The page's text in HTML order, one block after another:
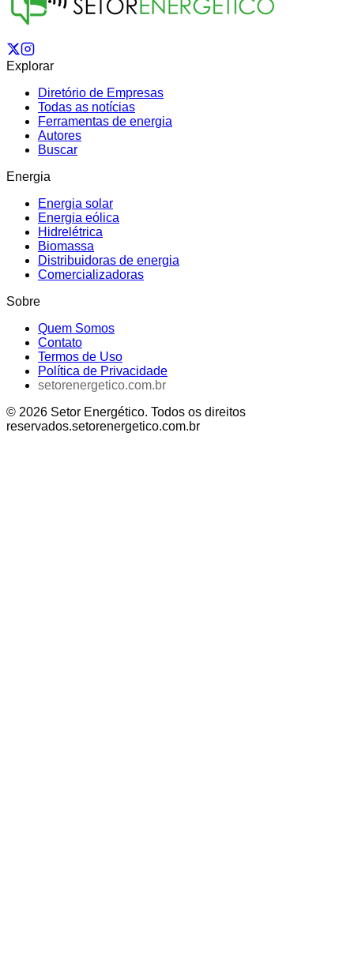
Explorar
Diretório de Empresas
Todas as notícias
Ferramentas de energia
Autores
Buscar
Energia
Energia solar
Energia eólica
Hidrelétrica
Biomassa
Distribuidoras de energia
Comercializadoras
Sobre
Quem Somos
Contato
Termos de Uso
Política de Privacidade
setorenergetico.com.br
© 2026 Setor Energético. Todos os direitos
reservados.setorenergetico.com.br